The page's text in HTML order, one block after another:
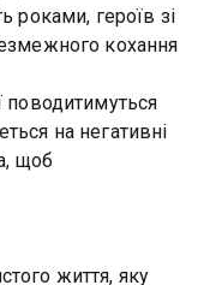
роками, героїв зі
кохання
поводитимуться
на негативні
щоб
життя, яку